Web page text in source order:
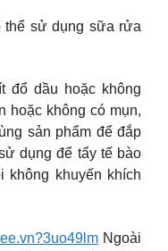
thể sử dụng sữa rửa
đổ dầu hoặc không
hoặc không có mụn,
sản phẩm để đắp
dụng để tẩy tế bào
không khuyến khích
Ngoài